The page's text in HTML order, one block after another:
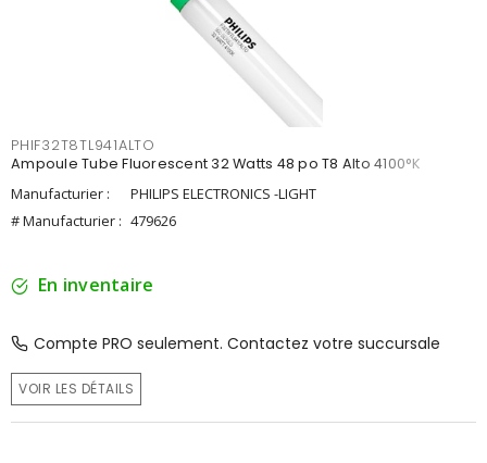
PHIF32T8TL941ALTO
Ampoule Tube Fluorescent 32 Watts 48 po T8 Alto 4100°K
Manufacturier :
PHILIPS ELECTRONICS -LIGHT
# Manufacturier : 479626
En inventaire
Compte PRO seulement. Contactez votre succursale
VOIR LES DÉTAILS